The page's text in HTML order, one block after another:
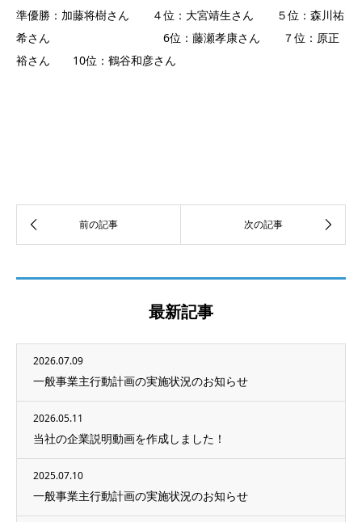
準優勝：加藤将樹さん ４位：大宮靖生さん ５位：森川祐
希さん 6位：藤瀬孝康さん ７位：原正
裕さん 10位：鶴谷和彦さん
最新記事
2026.07.09
一般事業主行動計画の実施状況のお知らせ
2026.05.11
当社の企業説明動画を作成しました！
2025.07.10
一般事業主行動計画の実施状況のお知らせ